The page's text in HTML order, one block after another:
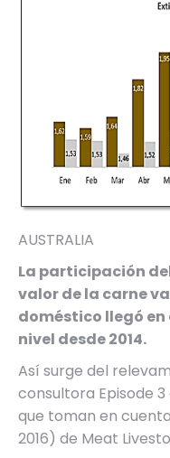
AUSTRALIA
La participación
valor de la carne
doméstico llegó
nivel desde 2014.
Así surge del
consultora Episode
que toman en
2016) de Meat